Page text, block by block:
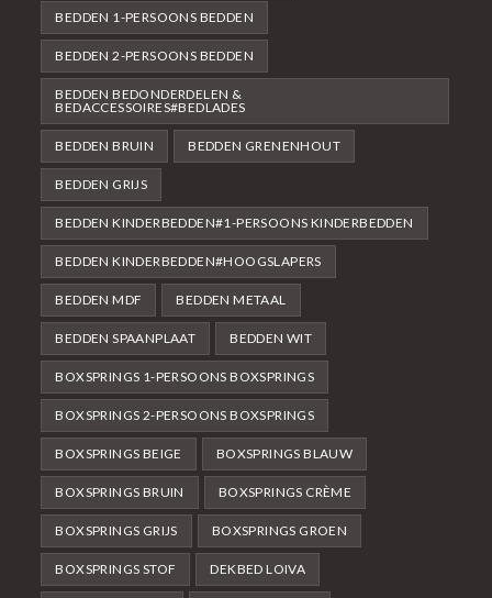
BEDDEN 1-PERSOONS BEDDEN
BEDDEN 2-PERSOONS BEDDEN
BEDDEN BEDONDERDELEN &
BEDACCESSOIRES#BEDLADES
BEDDEN BRUIN BEDDEN GRENENHOUT
BEDDEN GRIJS
BEDDEN KINDERBEDDEN#1-PERSOONS KINDERBEDDEN
BEDDEN KINDERBEDDEN#HOOGSLAPERS
BEDDEN MDF BEDDEN METAAL
BEDDEN SPAANPLAAT BEDDEN WIT
BOXSPRINGS 1-PERSOONS BOXSPRINGS
BOXSPRINGS 2-PERSOONS BOXSPRINGS
BOXSPRINGS BEIGE BOXSPRINGS BLAUW
BOXSPRINGS BRUIN BOXSPRINGS CRÈME
BOXSPRINGS GRIJS BOXSPRINGS GROEN
BOXSPRINGS STOF DEKBED LOIVA